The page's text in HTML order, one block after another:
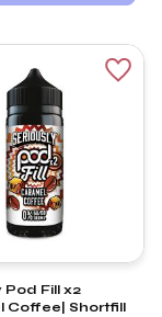
Pod Fill x2
Coffee| Shortfill